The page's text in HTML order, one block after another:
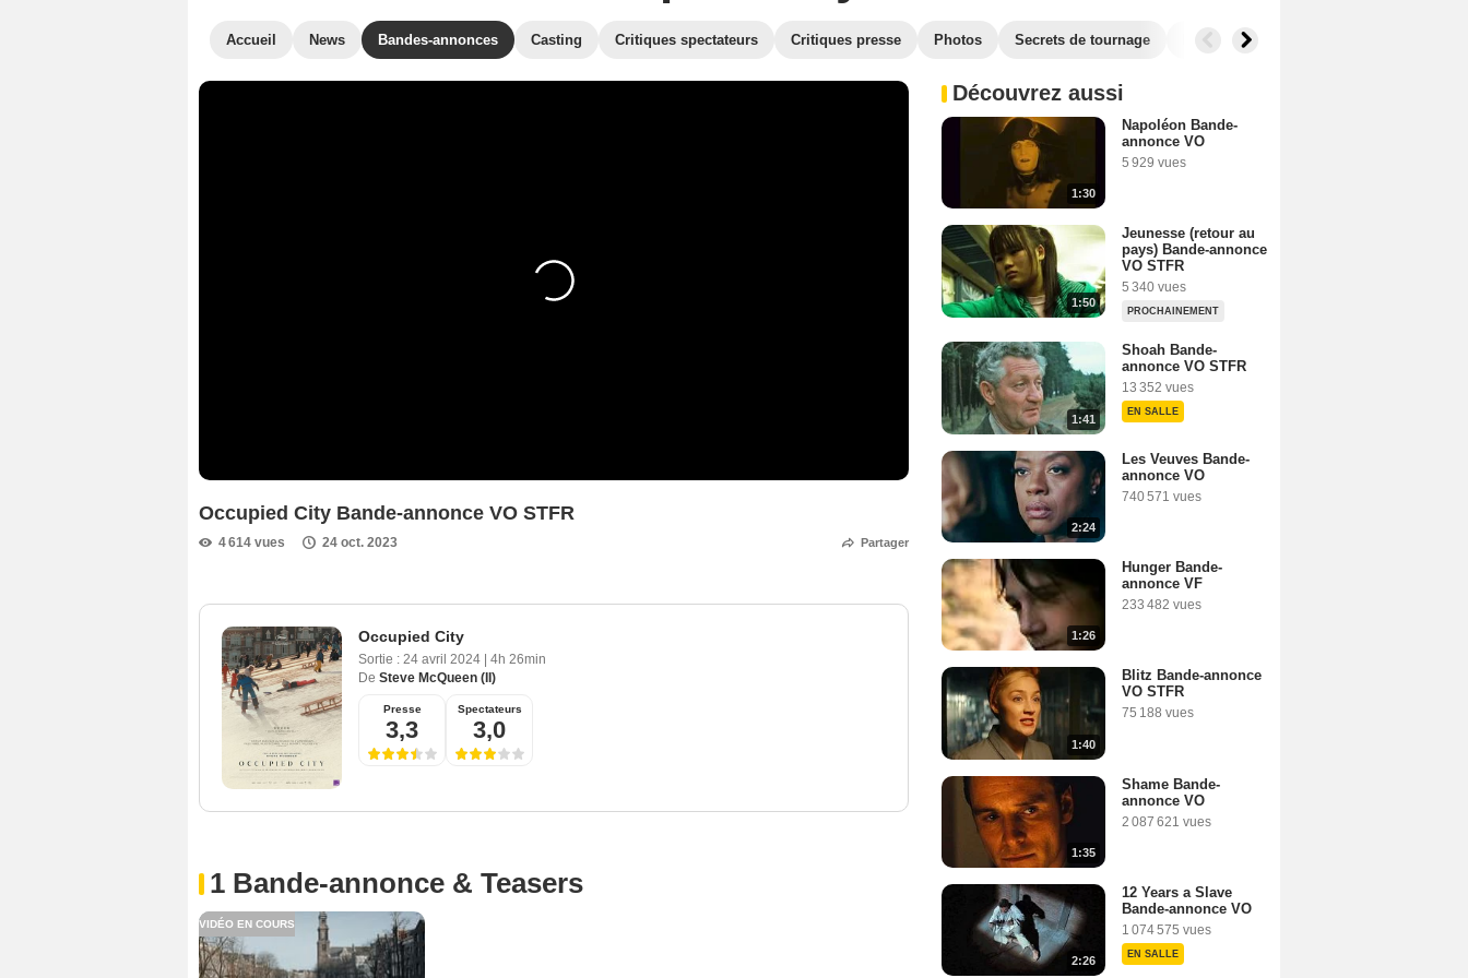
Accueil News Bandes-annonces Casting Critiques spectateurs Critiques presse Photos Secrets de tournage Box Office
Occupied City Bande-annonce VO STFR
4 614 vues 24 oct. 2023 Partager
Occupied City
Sortie : 24 avril 2024
4h 26min
De Steve McQueen (II)
Presse
3,3
Spectateurs
3,0
1 Bande-annonce & Teasers
VIDÉO EN COURS
Découvrez aussi
1:30
Napoléon Bande-
annonce VO
5 929 vues
1:50
Jeunesse (retour au
pays) Bande-annonce
VO STFR
5 340 vues
PROCHAINEMENT
1:41
Shoah Bande-
annonce VO STFR
13 352 vues
EN SALLE
2:24
Les Veuves Bande-
annonce VO
740 571 vues
1:26
Hunger Bande-
annonce VF
233 482 vues
1:40
Blitz Bande-annonce
VO STFR
75 188 vues
1:35
Shame Bande-
annonce VO
2 087 621 vues
2:26
12 Years a Slave
Bande-annonce VO
1 074 575 vues
EN SALLE